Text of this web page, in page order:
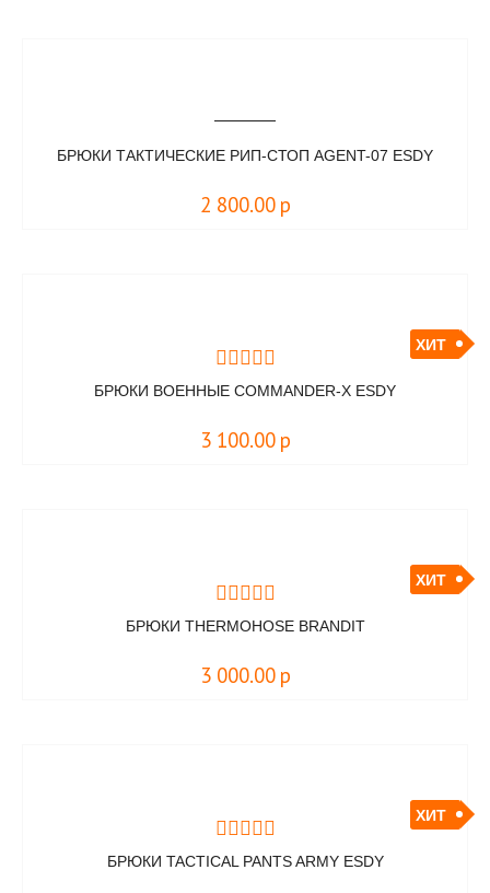
БРЮКИ ТАКТИЧЕСКИЕ РИП-СТОП AGENT-07 ESDY
2 800.00 р
ХИТ
БРЮКИ ВОЕННЫЕ COMMANDER-X ESDY
3 100.00 р
ХИТ
БРЮКИ THERMOHOSE BRANDIT
3 000.00 р
ХИТ
БРЮКИ TACTICAL PANTS ARMY ESDY